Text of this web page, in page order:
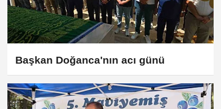
Başkan Doğanca'nın acı günü